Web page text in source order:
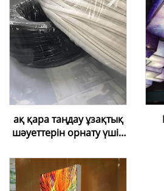
ақ қара таңдау ұзақтық
шәуеттерін орнату үшін
шәуеті сапасы жоғары